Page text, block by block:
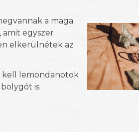
a maga
amit egyszer
elkerülnétek az
kell lemondanotok
is